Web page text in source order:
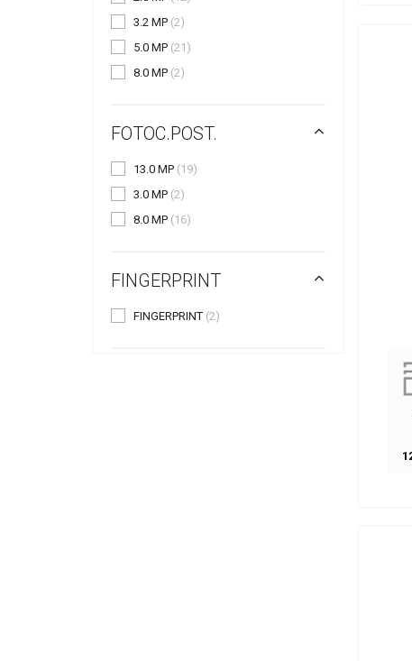
3.2 MP (2)
5.0 MP (21)
8.0 MP (2)
FOTOC.POST.
13.0 MP (19)
3.0 MP (2)
8.0 MP (16)
FINGERPRINT
FINGERPRINT (2)